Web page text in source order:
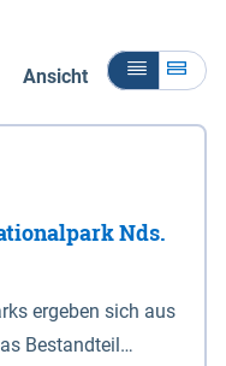
Ansicht
Nds.
ergeben sich aus
Bestandteil